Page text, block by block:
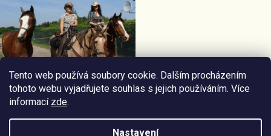
Tento web používá soubory cookie. Dalším procházením
tohoto webu vyjadřujete souhlas s jejich používáním. Více
informací zde.
Nastavení